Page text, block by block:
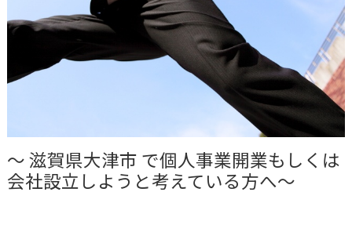
～滋賀県大津市 で個人事業開業もしくは
会社設立しようと考えている方へ～